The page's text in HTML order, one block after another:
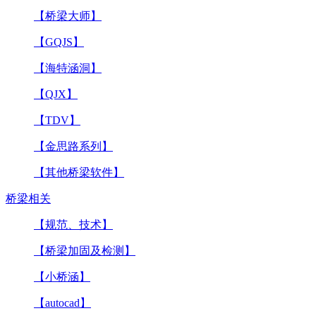
【桥梁大师】
【GQJS】
【海特涵洞】
【QJX】
【TDV】
【金思路系列】
【其他桥梁软件】
桥梁相关
【规范、技术】
【桥梁加固及检测】
【小桥涵】
【autocad】